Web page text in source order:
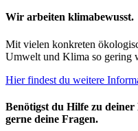
Wir arbeiten klimabewusst.
Mit vielen konkreten
Umwelt und Klima so gering
Hier findest du weitere
Benötigst du Hilfe zu
gerne deine Fragen.